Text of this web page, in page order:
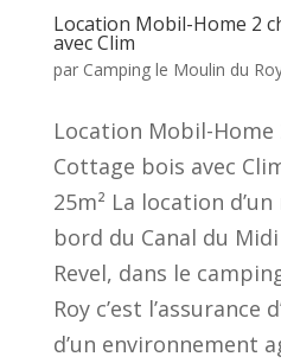
Location Mobil-Home 2
avec Clim
par Camping le Moulin du
Location Mobil-Home
Cottage bois avec
25m² La location
bord du Canal du
Revel, dans le
Roy c’est
d’un environnement